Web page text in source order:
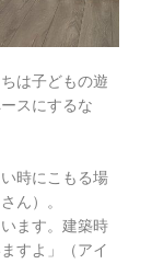
は子どもの遊
スにするな
時にこもる場
ん）。
ます。建築時
すよ」（アイ